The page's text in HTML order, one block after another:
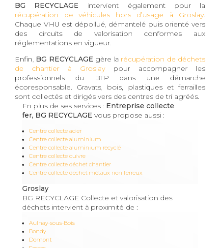
BG RECYCLAGE intervient également pour la
récupération de véhicules hors d’usage à Groslay.
Chaque VHU est dépollué, démantelé puis orienté vers
des circuits de valorisation conformes aux
réglementations en vigueur.
Enfin, BG RECYCLAGE gère la récupération de déchets
de chantier à Groslaypour accompagner les
professionnels du BTP dans une démarche
écoresponsable. Gravats, bois, plastiques et ferrailles
sont collectés et dirigés vers des centres de tri agréés.
En plus de ses services : Entreprise collecte
fer, BG RECYCLAGE vous propose aussi :
Centre collecte acier
Centre collecte aluminium
Centre collecte aluminium recyclé
Centre collecte cuivre
Centre collecte déchet chantier
Centre collecte déchet métaux non ferreux
Groslay
BG RECYCLAGE Collecte et valorisation des
déchets intervient à proximité de :
Aulnay-sous-Bois
Bondy
Domont